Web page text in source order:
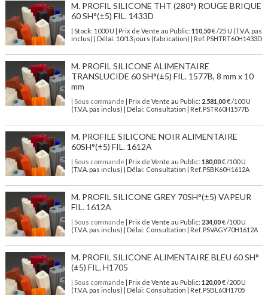
M. PROFIL SILICONE THT (280°) ROUGE BRIQUE
60 SH°(±5) FIL. 1433D
| Stock: 1000 U | Prix de Vente au Public: 110,50€/25 U (T.V.A. pas
inclus)
| Délai: 10/13 jours (fabrication) | Ref. PSHTRT60H1433D
M. PROFIL SILICONE ALIMENTAIRE
TRANSLUCIDE 60 SH°(±5) FIL. 1577B, 8 mm x 10
mm
| Sous commande | Prix de Vente au Public: 2.581,00€ /100 U
(T.V.A. pas inclus) | Délai: Consultation | Ref. PSTR60H1577B
M. PROFILE SILICONE NOIR ALIMENTAIRE
60SH°(±5) FIL. 1612A
| Sous commande | Prix de Vente au Public: 180,00€ /100 U
(T.V.A. pas inclus) | Délai: Consultation | Ref. PSBK60H1612A
M. PROFIL SILICONE GREY 70SH°(±5) VAPEUR
FIL. 1612A
| Sous commande | Prix de Vente au Public: 234,00€ /100 U
(T.V.A. pas inclus) | Délai: Consultation | Ref. PSVAGY70H1612A
M. PROFIL SILICONE ALIMENTAIRE BLEU 60 SH°
(±5) FIL. H1705
| Sous commande | Prix de Vente au Public: 120,00€ /200 U
(T.V.A. pas inclus) | Délai: Consultation | Ref. PSBL60H1705